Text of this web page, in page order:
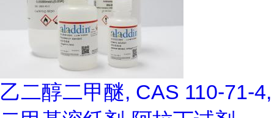
乙二醇二甲醚, CAS 110-71-4,